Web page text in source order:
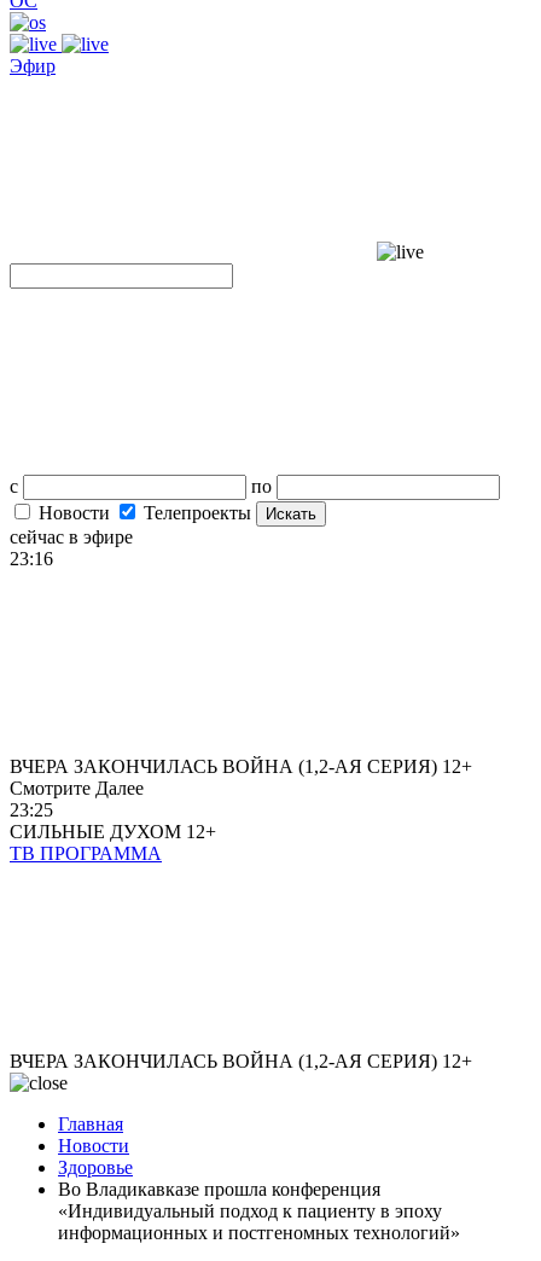
Эфир
с
по
Новости
Телепроекты Искать
сейчас в эфире
23:16
ВЧЕРА ЗАКОНЧИЛАСЬ ВОЙНА (1,2-АЯ СЕРИЯ) 12+
Смотрите Далее
23:25
СИЛЬНЫЕ ДУХОМ 12+
ТВ ПРОГРАММА
ВЧЕРА ЗАКОНЧИЛАСЬ ВОЙНА (1,2-АЯ СЕРИЯ) 12+
Главная
Новости
Здоровье
Во Владикавказе прошла конференция
«Индивидуальный подход к пациенту в эпоху
информационных и постгеномных технологий»